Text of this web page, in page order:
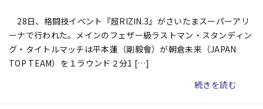
28日、格闘技イベント『超RIZIN.3』がさいたまスーパーアリ
ーナで行われた。メインのフェザー級ラストマン・スタンディン
グ・タイトルマッチは平本蓮（剛毅會）が朝倉未来（JAPAN
TOP TEAM）を１ラウンド２分1 […]
続きを読む